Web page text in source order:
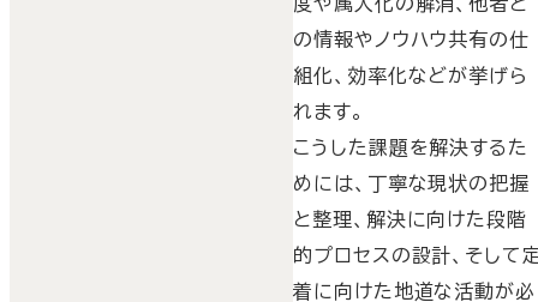
の情報やノウハウ共有の仕
組化、効率化などが挙げら
れます。
こうした課題を解決するた
めには、丁寧な現状の把握
と整理、解決に向けた段階
的プロセスの設計、そして
着に向けた地道な活動が必